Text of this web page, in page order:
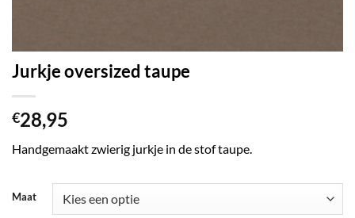
Jurkje oversized taupe
€28,95
Handgemaakt zwierig jurkje in de stof taupe.
Maat